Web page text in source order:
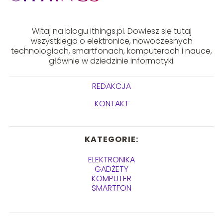
Witaj na blogu ithings.pl. Dowiesz się tutaj
wszystkiego o elektronice, nowoczesnych
technologiach, smartfonach, komputerach i nauce,
głównie w dziedzinie informatyki.
REDAKCJA
KONTAKT
KATEGORIE:
ELEKTRONIKA
GADŻETY
KOMPUTER
SMARTFON